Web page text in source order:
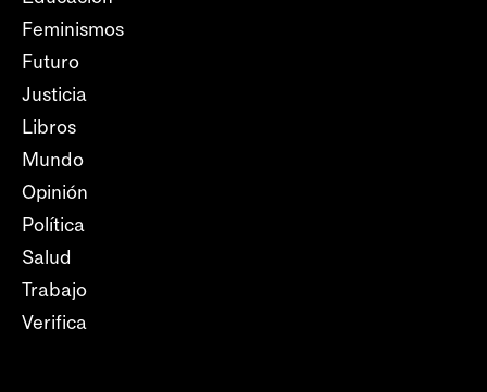
Feminismos
Futuro
Justicia
Libros
Mundo
Opinión
Política
Salud
Trabajo
Verifica